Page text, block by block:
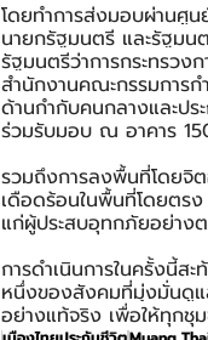
โดยทำการส่งมอบผ่านศู
นายกรัฐมนตรี และรัฐมน
รัฐมนตรีว่าการกระทรว
สำนักงานคณะกรรมการก
ด้านกำกับคนกลางและป
ร่วมรับมอบ ณ อาคาร
รวมถึงการลงพื้นที่โดยจิต
เดือดร้อนในพื้นที่โดยตรง
แก่ผู้ประสบอุทกภัยอย่าง
การดำเนินการในครั้งนี้ส
หนึ่งของสังคมที่มุ่งมั่นดูแ
อย่างแท้จริง เพื่อให้ทุกชุ